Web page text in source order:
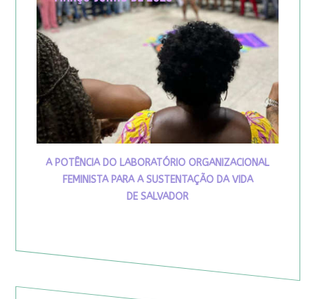
A POTÊNCIA DO LABORATÓRIO ORGANIZACIONAL
FEMINISTA PARA A SUSTENTAÇÃO DA VIDA
DE SALVADOR